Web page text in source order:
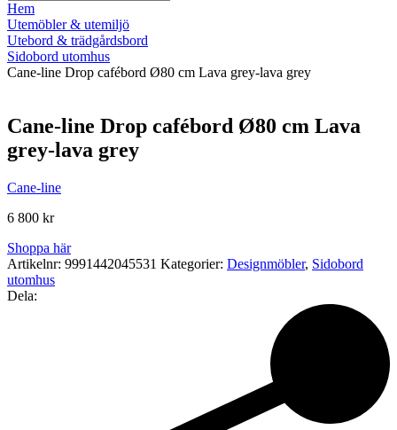
Hem
Utemöbler & utemiljö
Utebord & trädgårdsbord
Sidobord utomhus
Cane-line Drop cafébord Ø80 cm Lava grey-lava grey
Cane-line Drop cafébord Ø80 cm Lava
grey-lava grey
Cane-line
6 800 kr
Shoppa här
Artikelnr: 9991442045531 Kategorier: Designmöbler, Sidobord
utomhus
Dela: